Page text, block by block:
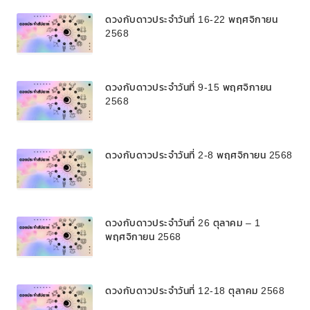
ดวงกับดาวประจำวันที่ 16-22 พฤศจิกายน
2568
ดวงกับดาวประจำวันที่ 9-15 พฤศจิกายน
2568
ดวงกับดาวประจำวันที่ 2-8 พฤศจิกายน 2568
ดวงกับดาวประจำวันที่ 26 ตุลาคม – 1
พฤศจิกายน 2568
ดวงกับดาวประจำวันที่ 12-18 ตุลาคม 2568